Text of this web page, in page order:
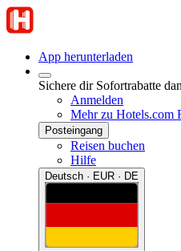
App herunterladen
Sichere dir Sofortrabatte
Anmelden
Mehr zu Hotels.com
Posteingang
Reisen buchen
Hilfe
Deutsch · EUR · DE